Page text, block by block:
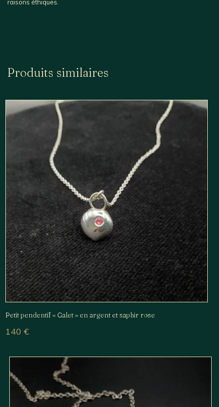
raisons éthiques.
Produits similaires
Petit pendentif « Galet » en argent et saphir rose
140 €